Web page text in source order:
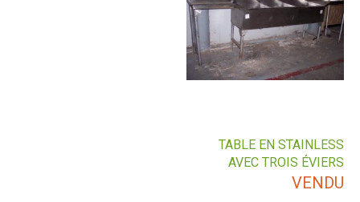
TABLE EN STAINLESS
AVEC TROIS ÉVIERS
VENDU